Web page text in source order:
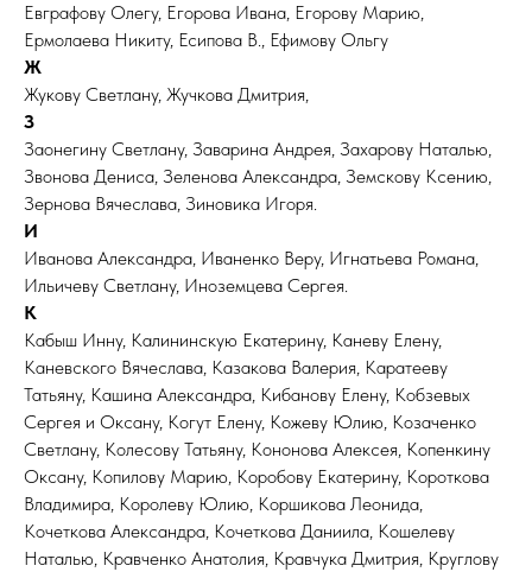
Евграфову Олегу, Егорова Ивана, Егорову Марию,
Ермолаева Никиту, Есипова В., Ефимову Ольгу
Ж
Жукову Светлану, Жучкова Дмитрия,
З
Заонегину Светлану, Заварина Андрея, Захарову Наталью,
Звонова Дениса, Зеленова Александра, Земскову Ксению,
Зернова Вячеслава, Зиновика Игоря.
И
Иванова Александра, Иваненко Веру, Игнатьева Романа,
Ильичеву Светлану, Иноземцева Сергея.
К
Кабыш Инну, Калининскую Екатерину, Каневу Елену,
Каневского Вячеслава, Казакова Валерия, Каратееву
Татьяну, Кашина Александра, Кибанову Елену, Кобзевых
Сергея и Оксану, Когут Елену, Кожеву Юлию, Козаченко
Светлану, Колесову Татьяну, Кононова Алексея, Копенкину
Оксану, Копилову Марию, Коробову Екатерину, Короткова
Владимира, Королеву Юлию, Коршикова Леонида,
Кочеткова Александра, Кочеткова Даниила, Кошелеву
Наталью, Кравченко Анатолия, Кравчука Дмитрия, Круглову